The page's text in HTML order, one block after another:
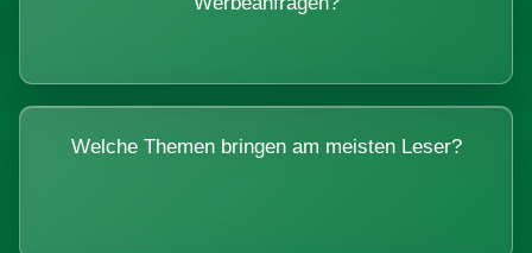
Welche Themen bringen am meisten Leser?